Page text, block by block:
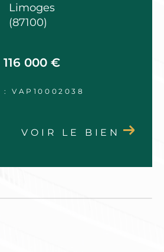
Limoges
(87100)
116 000 €
: VAP10002038
VOIR LE BIEN